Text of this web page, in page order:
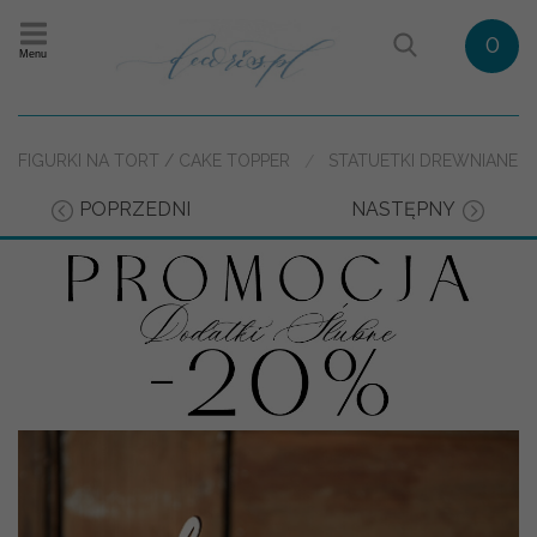
Menu 0
FIGURKI NA TORT / CAKE TOPPER STATUETKI DREWNIANE
POPRZEDNI NASTĘPNY